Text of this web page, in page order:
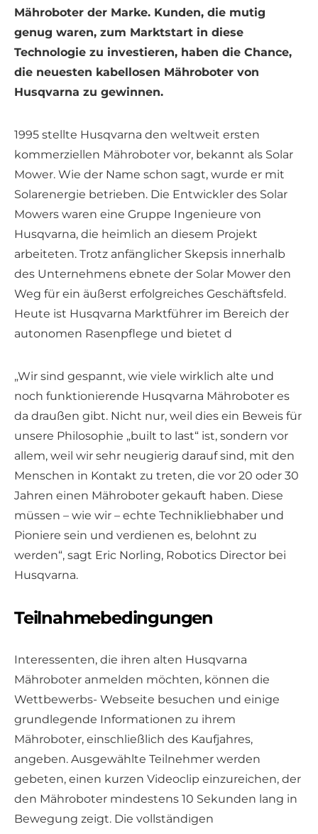
Mähroboter der Marke. Kunden, die mutig
genug waren, zum Marktstart in diese
Technologie zu investieren, haben die Chance,
die neuesten kabellosen Mähroboter von
Husqvarna zu gewinnen.
1995 stellte Husqvarna den weltweit ersten
kommerziellen Mähroboter vor, bekannt als Solar
Mower. Wie der Name schon sagt, wurde er mit
Solarenergie betrieben. Die Entwickler des Solar
Mowers waren eine Gruppe Ingenieure von
Husqvarna, die heimlich an diesem Projekt
arbeiteten. Trotz anfänglicher Skepsis innerhalb
des Unternehmens ebnete der Solar Mower den
Weg für ein äußerst erfolgreiches Geschäftsfeld.
Heute ist Husqvarna Marktführer im Bereich der
autonomen Rasenpflege und bietet d
„Wir sind gespannt, wie viele wirklich alte und
noch funktionierende Husqvarna Mähroboter es
da draußen gibt. Nicht nur, weil dies ein Beweis für
unsere Philosophie „built to last“ ist, sondern vor
allem, weil wir sehr neugierig darauf sind, mit den
Menschen in Kontakt zu treten, die vor 20 oder 30
Jahren einen Mähroboter gekauft haben. Diese
müssen – wie wir – echte Technikliebhaber und
Pioniere sein und verdienen es, belohnt zu
werden“, sagt Eric Norling, Robotics Director bei
Husqvarna.
Teilnahmebedingungen
Interessenten, die ihren alten Husqvarna
Mähroboter anmelden möchten, können die
Wettbewerbs- Webseite besuchen und einige
grundlegende Informationen zu ihrem
Mähroboter, einschließlich des Kaufjahres,
angeben. Ausgewählte Teilnehmer werden
gebeten, einen kurzen Videoclip einzureichen, der
den Mähroboter mindestens 10 Sekunden lang in
Bewegung zeigt. Die vollständigen